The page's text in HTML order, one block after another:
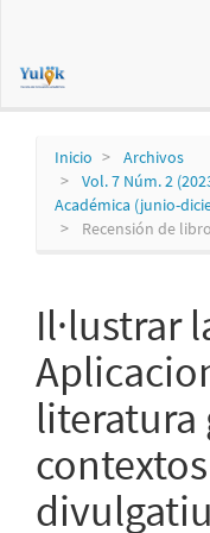
principal
Inicio
Archivos
Vol. 7 Núm. 2
Académica (junio-
Recensión de
Il·lustrar
literatura